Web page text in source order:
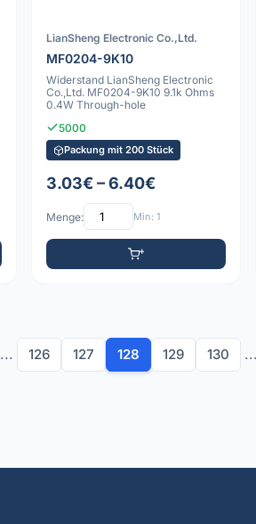
LianSheng Electronic Co.,Ltd.
MF0204-9K10
Widerstand LianSheng Electronic
Co.,Ltd. MF0204-9K10 9.1k Ohms
0.4W Through-hole
5000
Packung mit 200 Stück
3.03€ – 6.40€
Menge: Min: 1
... 126 127 128 129 130 ...